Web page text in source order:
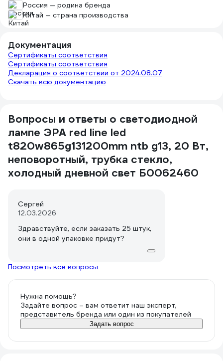
Россия — родина бренда
Китай — страна производства
Документация
Сертификаты соответствия
Сертификаты соответствия
Декларация о соответствии от 2024.08.07
Скачать всю документацию
Вопросы и ответы о светодиодной
лампе ЭРА red line led
t820w865g131200mm ntb g13, 20 Вт,
неповоротный, трубка стекло,
холодный дневной свет Б0062460
Сергей
12.03.2026
Здравствуйте, если заказать 25 штук,
они в одной упаковке придут?
Посмотреть все вопросы
Нужна помощь?
Задайте вопрос – вам ответит наш эксперт,
представитель бренда или один из покупателей
Задать вопрос